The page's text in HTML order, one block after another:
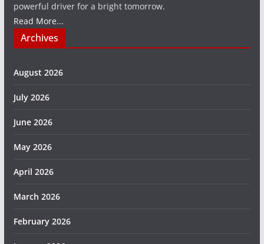
powerful driver for a bright tomorrow.
Read More...
Archives
August 2026
July 2026
June 2026
May 2026
April 2026
March 2026
February 2026